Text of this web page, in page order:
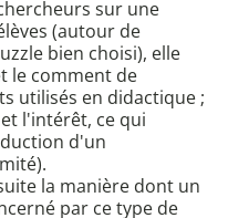
sur une
(autour de
bien choisi), elle
le comment de
utilisés en didactique ;
l'intérêt, ce qui
d'un
la manière dont un
par ce type de